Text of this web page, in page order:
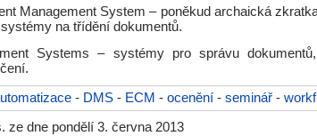
Management System – poněkud archaická
na třídění dokumentů.
Systems – systémy pro správu
- DMS - ECM - ocenění - seminář -
ze dne pondělí 3. června 2013